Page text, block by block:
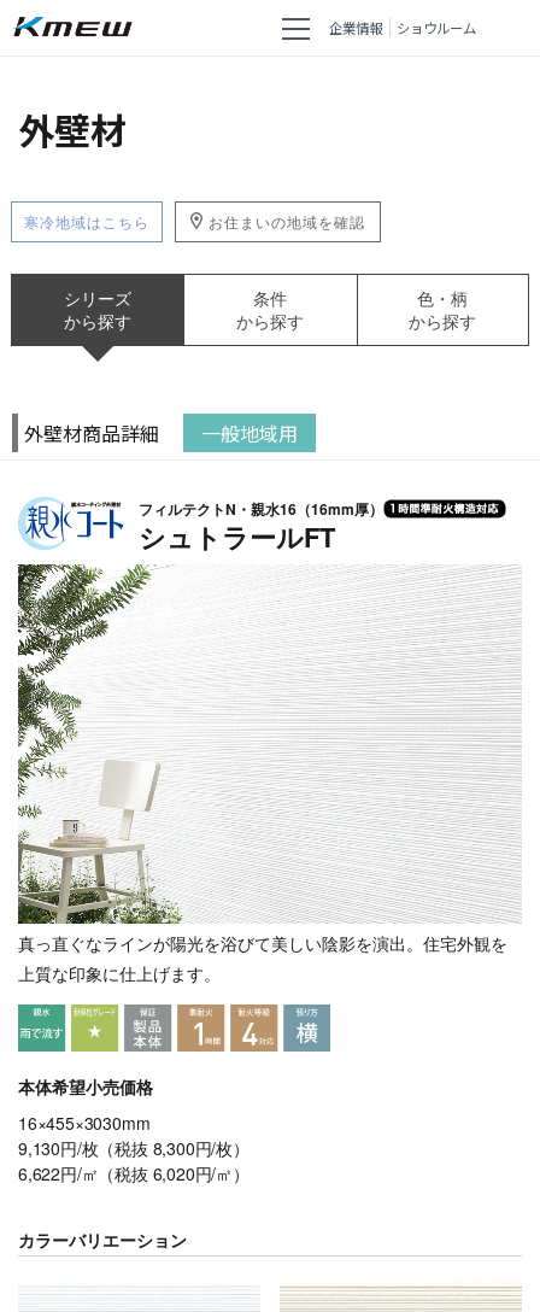
企業情報 ショウルーム
外壁材
寒冷地域はこちら お住まいの地域を確認
シリーズ
から探す
条件
から探す
色・柄
から探す
外壁材商品詳細 一般地域用
フィルテクトN・親水16（16mm厚）
シュトラールFT
真っ直ぐなラインが陽光を浴びて美しい陰影を演出。住宅外観を
上質な印象に仕上げます。
本体希望小売価格
16×455×3030mm
9,130円/枚（税抜 8,300円/枚）
6,622円/㎡（税抜 6,020円/㎡）
カラーバリエーション